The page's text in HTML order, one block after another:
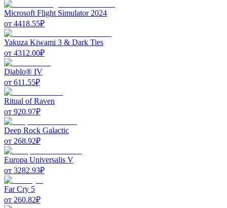
Microsoft Flight Simulator 2024
от 4418.55₽
Yakuza Kiwami 3 & Dark Ties
от 4312.00₽
Diablo® IV
от 611.55₽
Ritual of Raven
от 920.97₽
Deep Rock Galactic
от 268.92₽
Europa Universalis V
от 3282.93₽
Far Cry 5
от 260.82₽